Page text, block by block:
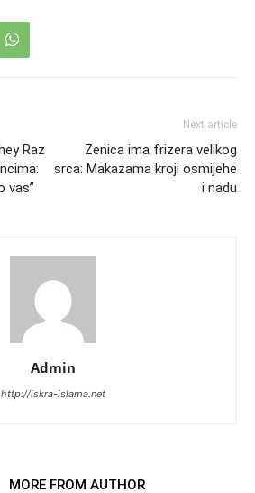
Raz
vas”
Next article
Zenica ima frizera velikog
srca: Makazama kroji osmijehe
i nadu
Admin
http://iskra-islama.net
MORE FROM AUTHOR